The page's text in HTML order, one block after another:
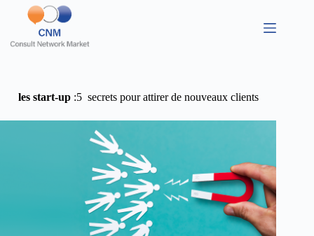
les start-up:5 secrets pour attirer de nouveaux clients